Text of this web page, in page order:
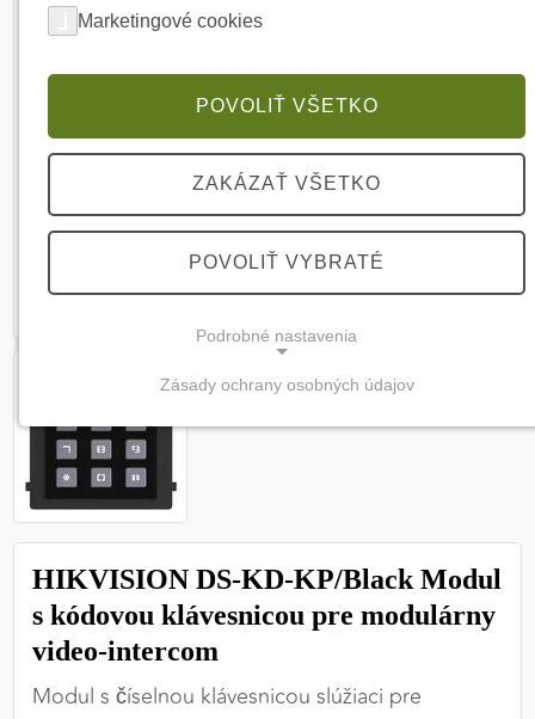
HIKVISION DS-KD-KP/Black Modul
s kódovou klávesnicou pre modulárny
video-intercom
Modul s číselnou klávesnicou slúžiaci pre
Marketingové cookies
POVOLIŤ VŠETKO
ZAKÁZAŤ VŠETKO
POVOLIŤ VYBRATÉ
Podrobné nastavenia
(vždy aktívne, nemožno vypnúť)
Tieto cookies sú potrebné na správne fungovanie
webovej stránky a bez nich by nebolo možné
zabezpečiť jej plnú funkčnosť.
Nevyhnutné cookies
PREFERENČNÉ COOKIES
Zásady ochrany osobných údajov